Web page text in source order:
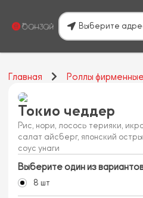
Выберите
Главная Роллы фирменные
Токио чеддер
Рис, нори, лосось терияки,
салат айсберг, японский
соус унаги
Выберите один из
8 шт